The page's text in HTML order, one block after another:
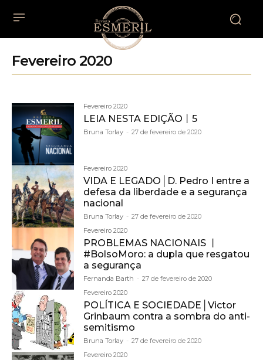
Fevereiro 2020
Fevereiro 2020
LEIA NESTA EDIÇÃO丨5
Bruna Torlay - 27 de fevereiro de 2020
Fevereiro 2020
VIDA E LEGADO│D. Pedro I entre a
defesa da liberdade e a segurança
nacional
Bruna Torlay - 27 de fevereiro de 2020
Fevereiro 2020
PROBLEMAS NACIONAIS 丨
#BolsoMoro: a dupla que resgatou
a segurança
Fernanda Barth - 27 de fevereiro de 2020
Fevereiro 2020
POLÍTICA E SOCIEDADE│Victor
Grinbaum contra a sombra do anti-
semitismo
Bruna Torlay - 27 de fevereiro de 2020
Fevereiro 2020